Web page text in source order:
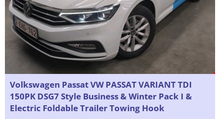
Volkswagen Passat VW PASSAT VARIANT TDI
150PK DSG7 Style Business & Winter Pack I &
Electric Foldable Trailer Towing Hook